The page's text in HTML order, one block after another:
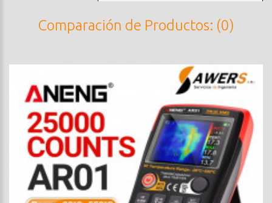
Comparación de Productos: (0)